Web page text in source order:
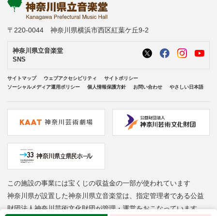
〒220-0044 神奈川県横浜市西区紅葉ケ丘9-2
神奈川県立音楽堂
SNS
サイトマップ ウェブアクセシビリティ
サイトポリシー
ソーシャルメディア運用ポリシー
個人情報保護方針 お問い合わせ やさしい日本語
この施設の事業には宝くじの収益金の一部が使われています
神奈川県が設置した神奈川県立音楽堂は、指定管理者である公益
財団法人神奈川芸術文化財団が管理・運営をおこなっています